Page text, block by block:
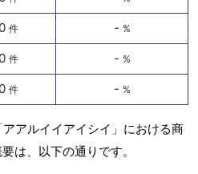
0 件 - %
0 件 - %
0 件 - %
アルイイアイシイ」における商
は、以下の通りです。